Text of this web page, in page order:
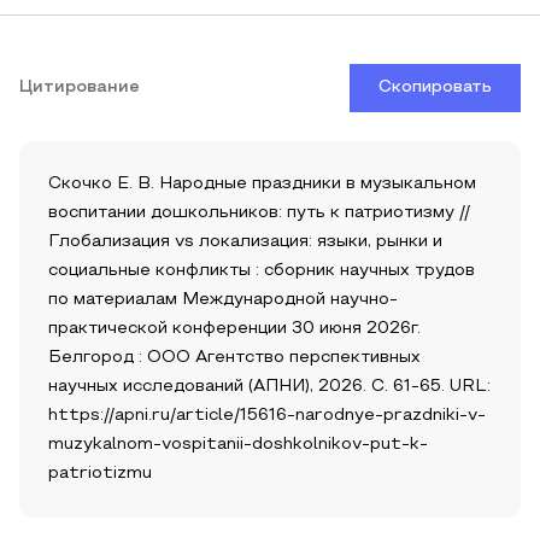
Цитирование Скопировать
Скочко Е. В. Народные праздники в музыкальном
воспитании дошкольников: путь к патриотизму //
Глобализация vs локализация: языки, рынки и
социальные конфликты : сборник научных трудов
по материалам Международной научно-
практической конференции 30 июня 2026г.
Белгород : ООО Агентство перспективных
научных исследований (АПНИ), 2026. С. 61-65. URL:
https://apni.ru/article/15616-narodnye-prazdniki-v-
muzykalnom-vospitanii-doshkolnikov-put-k-
patriotizmu